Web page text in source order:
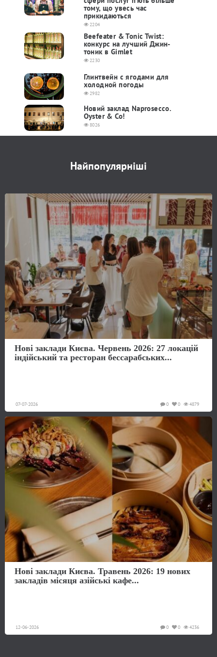
тому, що увесь час
прикидаються
2204
Beefeater & Tonic Twist:
конкурс на лучший Джин-
тоник в Gimlet
2230
Глинтвейн с ягодами для
холодной погоды
2982
Новий заклад Naprosecco.
Oyster & Co!
8026
Найпопулярніші
Нові заклади Києва. Червень 2026: 27 локацій
індійський та ресторан бессарабських...
07-07-2026 4879
0
0
Нові заклади Києва. Травень 2026: 19 нових
закладів місяця азійські кафе...
12-06-2026 4236
0
0